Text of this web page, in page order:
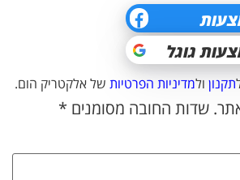
תקנון ולמדיניות הפרטיות של אלקטריק הום.
שדות החובה מסומנים *